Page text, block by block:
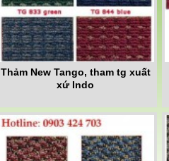
Thảm New Tango, tham tg xuất
xứ Indo